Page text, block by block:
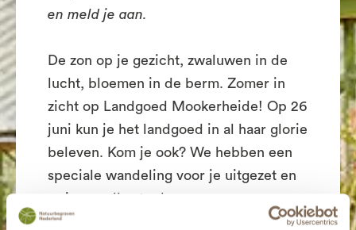
en meld je aan.
De zon op je gezicht, zwaluwen in de
lucht, bloemen in de berm. Zomer in
zicht op Landgoed Mookerheide! Op 26
juni kun je het landgoed in al haar glorie
beleven. Kom je ook? We hebben een
speciale wandeling voor je uitgezet en
er is van alles te doen.